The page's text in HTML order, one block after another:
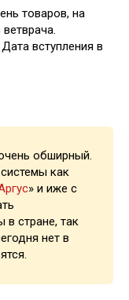
товаров, на
вступления в
обширный.
как
» и иже с
стране, так
нет в